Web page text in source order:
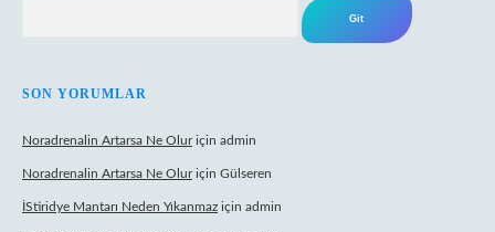
SON YORUMLAR
Noradrenalin Artarsa Ne Oluriçin admin
Noradrenalin Artarsa Ne Oluriçin Gülseren
İStiridye Mantarı Neden Yıkanmaz için admin